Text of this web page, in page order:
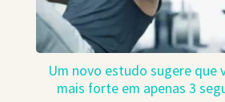
Um novo estudo sugere que
mais forte em apenas 3